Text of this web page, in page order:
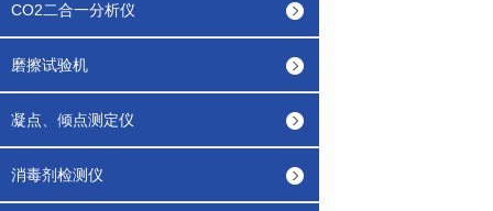
CO2二合一分析仪
磨擦试验机
凝点、倾点测定仪
消毒剂检测仪